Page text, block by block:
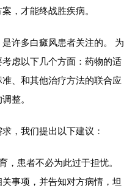
，才能终战胜疾病。
许多白癜风患者关注的。 为
虑以下几个方面：药物的适
、和其他治疗方法的联合应
整。
，我们提出以下建议：
，患者不必为此过于担忧。
事项，并告知对方病情，坦